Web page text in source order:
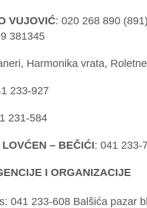
VUJOVIĆ: 020 268 890
Harmonika vrata,
233-927
231-584
– BEČIĆI: 041 233-
I ORGANIZACIJE
041 233-608 Balšića pazar